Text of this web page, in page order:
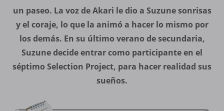
un paseo. La voz de Akari le dio a Suzune sonrisas
y el coraje, lo que la animó a hacer lo mismo por
los demás. En su último verano de secundaria,
Suzune decide entrar como participante en el
séptimo Selection Project, para hacer realidad sus
sueños.